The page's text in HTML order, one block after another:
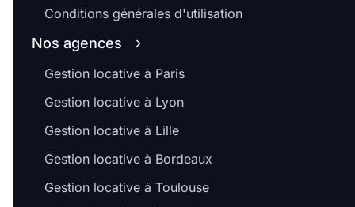
Conditions générales d'utilisation
Nos agences
Gestion locative à Paris
Gestion locative à Lyon
Gestion locative à Lille
Gestion locative à Bordeaux
Gestion locative à Toulouse